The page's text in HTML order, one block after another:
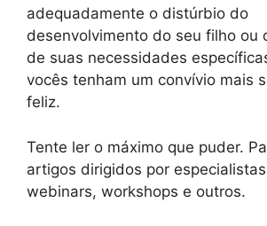
adequadamente o distúrbio do
desenvolvimento do seu filho ou
de suas necessidades
vocês tenham um convívio mais
feliz.
Tente ler o máximo que puder.
artigos dirigidos por
webinars, workshops e outros.